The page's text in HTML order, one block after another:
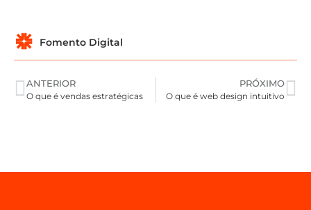
Fomento Digital
ANTERIOR
O que é vendas estratégicas
PRÓXIMO
O que é web design intuitivo